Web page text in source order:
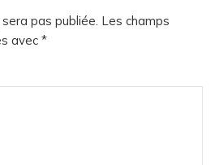
pas publiée. Les champs
avec *